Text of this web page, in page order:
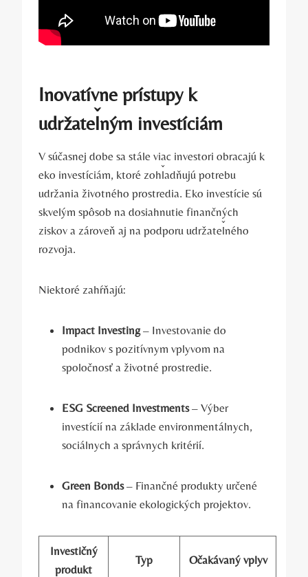
Inovatívne prístupy k
udržateľným investíciám
V súčasnej‌ dobe sa stále viac​ investori obracajú k⁢
eko investíciám, ktoré zohľadňujú⁢ potrebu
udržania⁣ životného ⁢prostredia. Eko investície sú
skvelým spôsob na dosiahnutie ​finančných
‌ziskov a​ zároveň aj na podporu udržateľného
‌rozvoja.
Niektoré zahŕňajú:
Impact Investing– ⁣Investovanie do
podnikov ​s pozitívnym vplyvom na
spoločnosť a životné prostredie.
ESG Screened Investments– Výber
investícií na základe environmentálnych,
sociálnych a správnych kritérií.
Green Bonds– Finančné produkty určené
na financovanie ekologických projektov.
Investičný
produkt
Typ Očakávaný vplyv